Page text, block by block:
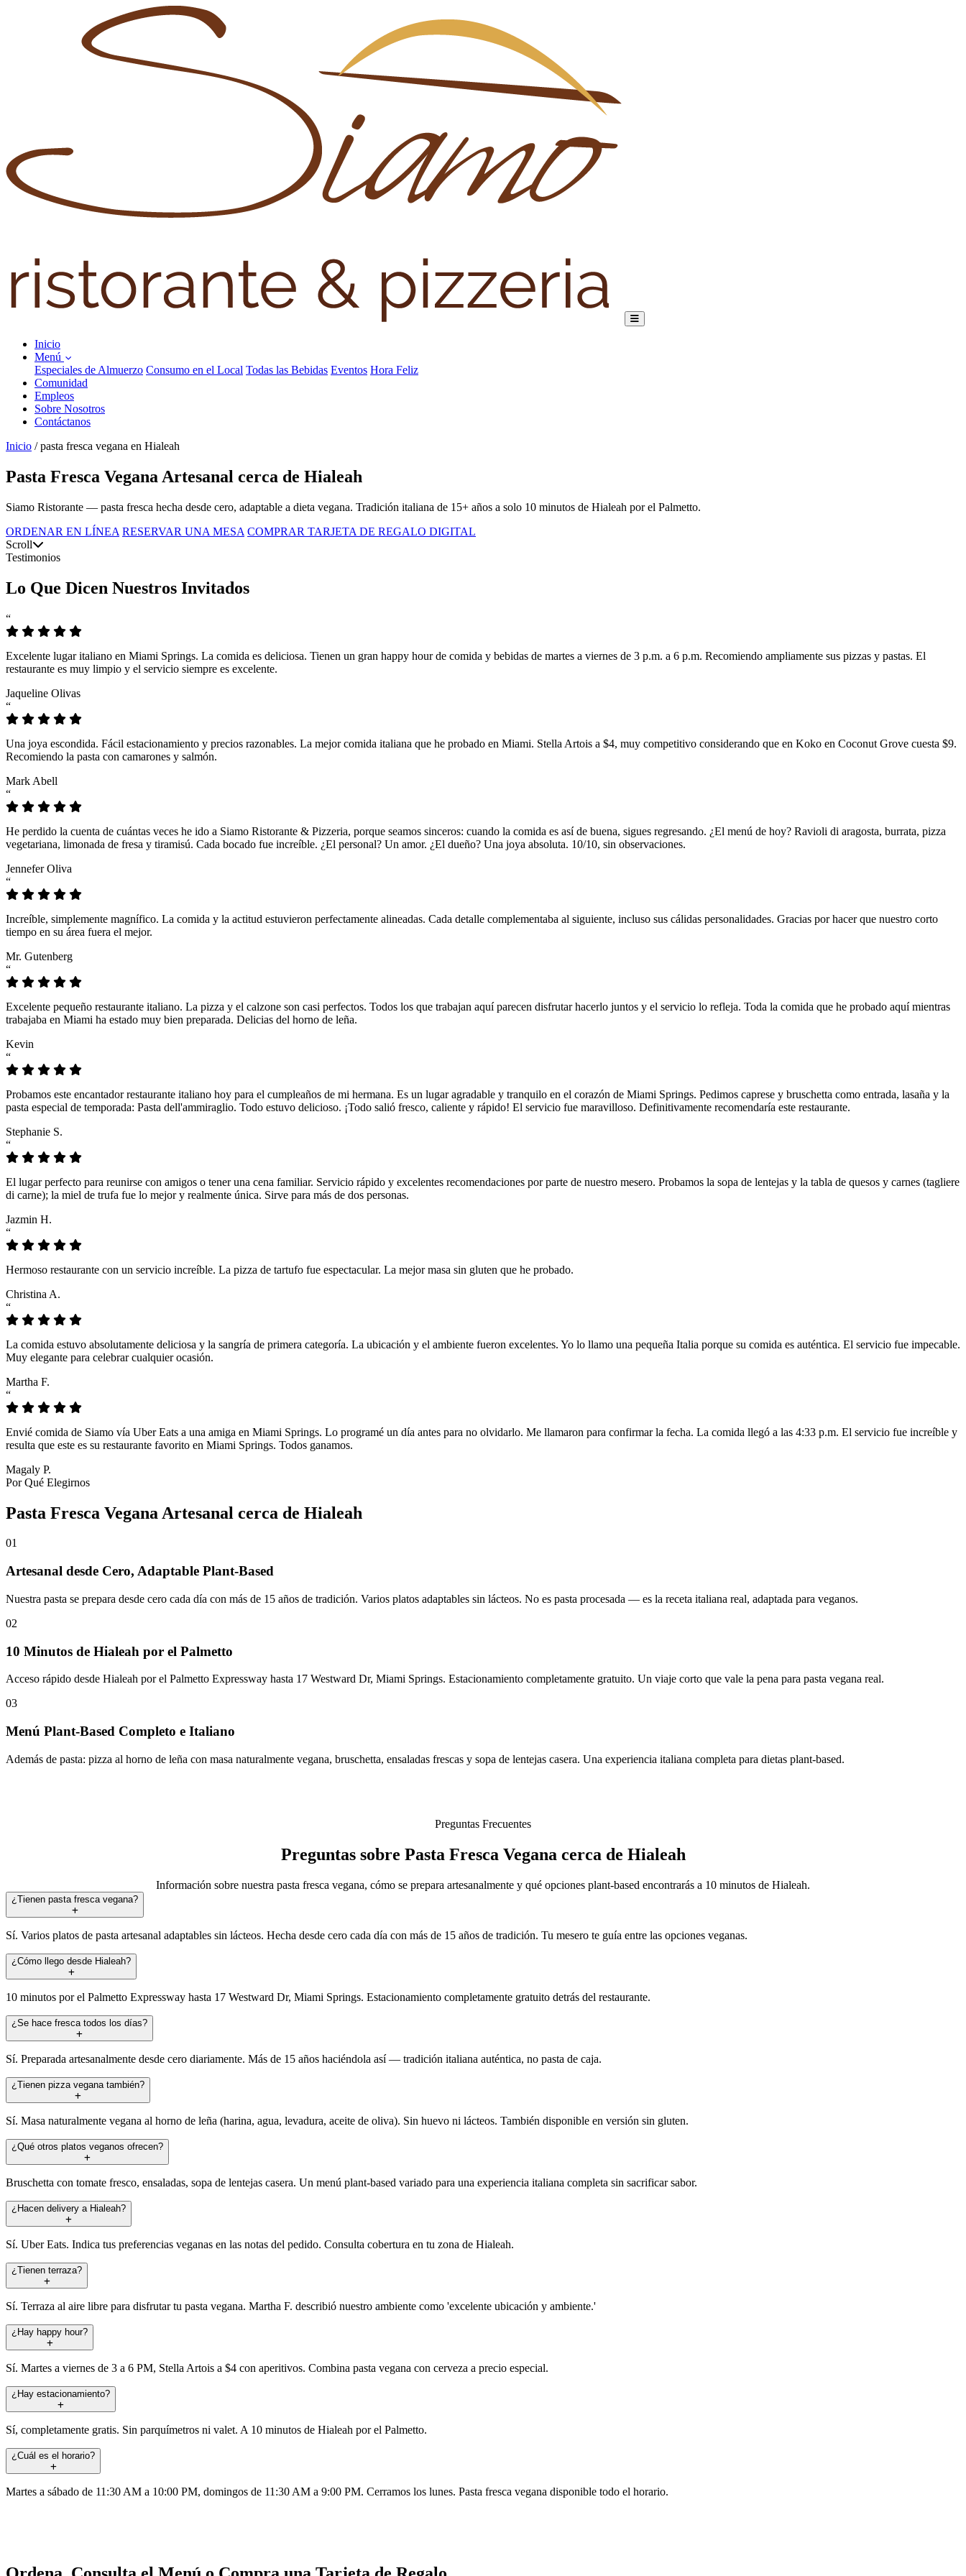
Inicio
Menú
Especiales de Almuerzo Consumo en el Local Todas las Bebidas Eventos Hora Feliz
Comunidad
Empleos
Sobre Nosotros
Contáctanos
Inicio / pasta fresca vegana en Hialeah
Pasta Fresca Vegana Artesanal cerca de Hialeah
Siamo Ristorante — pasta fresca hecha desde cero, adaptable a dieta vegana. Tradición italiana de 15+ años a solo 10 minutos de Hialeah por el Palmetto.
ORDENAR EN LÍNEA RESERVAR UNA MESA COMPRAR TARJETA DE REGALO DIGITAL
Scroll
Testimonios
Lo Que Dicen Nuestros Invitados
“
Excelente lugar italiano en Miami Springs. La comida es deliciosa. Tienen un gran happy hour de comida y bebidas de martes a viernes de 3 p.m. a 6 p.m. Recomiendo ampliamente sus pizzas y pastas. El
restaurante es muy limpio y el servicio siempre es excelente.
Jaqueline Olivas
“
Una joya escondida. Fácil estacionamiento y precios razonables. La mejor comida italiana que he probado en Miami. Stella Artois a $4, muy competitivo considerando que en Koko en Coconut Grove cuesta $9.
Recomiendo la pasta con camarones y salmón.
Mark Abell
“
He perdido la cuenta de cuántas veces he ido a Siamo Ristorante & Pizzeria, porque seamos sinceros: cuando la comida es así de buena, sigues regresando. ¿El menú de hoy? Ravioli di aragosta, burrata, pizza
vegetariana, limonada de fresa y tiramisú. Cada bocado fue increíble. ¿El personal? Un amor. ¿El dueño? Una joya absoluta. 10/10, sin observaciones.
Jennefer Oliva
“
Increíble, simplemente magnífico. La comida y la actitud estuvieron perfectamente alineadas. Cada detalle complementaba al siguiente, incluso sus cálidas personalidades. Gracias por hacer que nuestro corto
tiempo en su área fuera el mejor.
Mr. Gutenberg
“
Excelente pequeño restaurante italiano. La pizza y el calzone son casi perfectos. Todos los que trabajan aquí parecen disfrutar hacerlo juntos y el servicio lo refleja. Toda la comida que he probado aquí mientras
trabajaba en Miami ha estado muy bien preparada. Delicias del horno de leña.
Kevin
“
Probamos este encantador restaurante italiano hoy para el cumpleaños de mi hermana. Es un lugar agradable y tranquilo en el corazón de Miami Springs. Pedimos caprese y bruschetta como entrada, lasaña y la
pasta especial de temporada: Pasta dell'ammiraglio. Todo estuvo delicioso. ¡Todo salió fresco, caliente y rápido! El servicio fue maravilloso. Definitivamente recomendaría este restaurante.
Stephanie S.
“
El lugar perfecto para reunirse con amigos o tener una cena familiar. Servicio rápido y excelentes recomendaciones por parte de nuestro mesero. Probamos la sopa de lentejas y la tabla de quesos y carnes (tagliere
di carne); la miel de trufa fue lo mejor y realmente única. Sirve para más de dos personas.
Jazmin H.
“
Hermoso restaurante con un servicio increíble. La pizza de tartufo fue espectacular. La mejor masa sin gluten que he probado.
Christina A.
“
La comida estuvo absolutamente deliciosa y la sangría de primera categoría. La ubicación y el ambiente fueron excelentes. Yo lo llamo una pequeña Italia porque su comida es auténtica. El servicio fue impecable.
Muy elegante para celebrar cualquier ocasión.
Martha F.
“
Envié comida de Siamo vía Uber Eats a una amiga en Miami Springs. Lo programé un día antes para no olvidarlo. Me llamaron para confirmar la fecha. La comida llegó a las 4:33 p.m. El servicio fue increíble y
resulta que este es su restaurante favorito en Miami Springs. Todos ganamos.
Magaly P.
Por Qué Elegirnos
Pasta Fresca Vegana Artesanal cerca de Hialeah
01
Artesanal desde Cero, Adaptable Plant-Based
Nuestra pasta se prepara desde cero cada día con más de 15 años de tradición. Varios platos adaptables sin lácteos. No es pasta procesada — es la receta italiana real, adaptada para veganos.
02
10 Minutos de Hialeah por el Palmetto
Acceso rápido desde Hialeah por el Palmetto Expressway hasta 17 Westward Dr, Miami Springs. Estacionamiento completamente gratuito. Un viaje corto que vale la pena para pasta vegana real.
03
Menú Plant-Based Completo e Italiano
Además de pasta: pizza al horno de leña con masa naturalmente vegana, bruschetta, ensaladas frescas y sopa de lentejas casera. Una experiencia italiana completa para dietas plant-based.
Preguntas Frecuentes
Preguntas sobre Pasta Fresca Vegana cerca de Hialeah
Información sobre nuestra pasta fresca vegana, cómo se prepara artesanalmente y qué opciones plant-based encontrarás a 10 minutos de Hialeah.
¿Tienen pasta fresca vegana?
Sí. Varios platos de pasta artesanal adaptables sin lácteos. Hecha desde cero cada día con más de 15 años de tradición. Tu mesero te guía entre las opciones veganas.
¿Cómo llego desde Hialeah?
10 minutos por el Palmetto Expressway hasta 17 Westward Dr, Miami Springs. Estacionamiento completamente gratuito detrás del restaurante.
¿Se hace fresca todos los días?
Sí. Preparada artesanalmente desde cero diariamente. Más de 15 años haciéndola así — tradición italiana auténtica, no pasta de caja.
¿Tienen pizza vegana también?
Sí. Masa naturalmente vegana al horno de leña (harina, agua, levadura, aceite de oliva). Sin huevo ni lácteos. También disponible en versión sin gluten.
¿Qué otros platos veganos ofrecen?
Bruschetta con tomate fresco, ensaladas, sopa de lentejas casera. Un menú plant-based variado para una experiencia italiana completa sin sacrificar sabor.
¿Hacen delivery a Hialeah?
Sí. Uber Eats. Indica tus preferencias veganas en las notas del pedido. Consulta cobertura en tu zona de Hialeah.
¿Tienen terraza?
Sí. Terraza al aire libre para disfrutar tu pasta vegana. Martha F. describió nuestro ambiente como 'excelente ubicación y ambiente.'
¿Hay happy hour?
Sí. Martes a viernes de 3 a 6 PM, Stella Artois a $4 con aperitivos. Combina pasta vegana con cerveza a precio especial.
¿Hay estacionamiento?
Sí, completamente gratis. Sin parquímetros ni valet. A 10 minutos de Hialeah por el Palmetto.
¿Cuál es el horario?
Martes a sábado de 11:30 AM a 10:00 PM, domingos de 11:30 AM a 9:00 PM. Cerramos los lunes. Pasta fresca vegana disponible todo el horario.